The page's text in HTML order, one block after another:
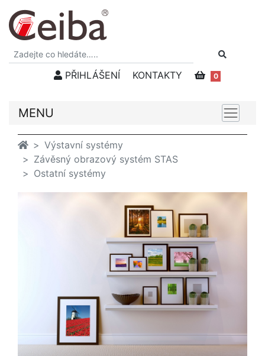
PŘIHLÁŠENÍ KONTAKTY 0
MENU
Výstavní systémy
Závěsný obrazový systém STAS
Ostatní systémy